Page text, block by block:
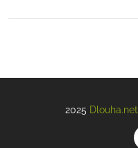
2025 Dlouha.net